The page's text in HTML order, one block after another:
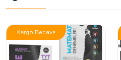
Kargo Bedava